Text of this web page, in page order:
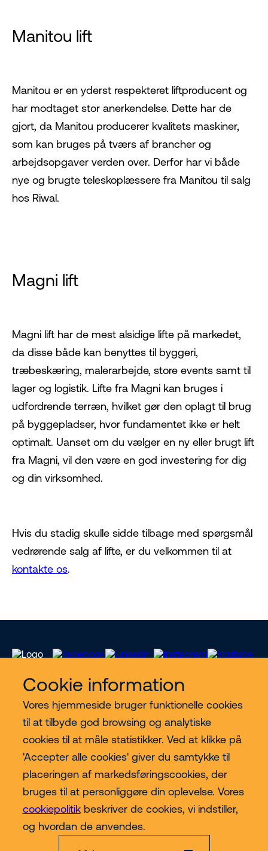
Cookie information
Vores hjemmeside bruger funktionelle cookies
til at tilbyde god browsing og analytiske
cookies til at måle statistikker. Ved at klikke på
'Accepter alle cookies' giver du samtykke til
placeringen af markedsføringscookies, der
bruges til at personliggøre din oplevelse. Vores
cookiepolitikbeskriver de cookies, vi indstiller,
og hvordan de anvendes.
Manitou lift
Manitou er en yderst respekteret liftproducent og
har modtaget stor anerkendelse. Dette har de
gjort, da Manitou producerer kvalitets maskiner,
som kan bruges på tværs af brancher og
arbejdsopgaver verden over. Derfor har vi både
nye og brugte teleskoplæssere fra Manitou til salg
hos Riwal.
Magni lift
Magni lift har de mest alsidige lifte på markedet,
da disse både kan benyttes til byggeri,
træbeskæring, malerarbejde, store events samt til
lager og logistik. Lifte fra Magni kan bruges i
udfordrende terræn, hvilket gør den oplagt til brug
på byggepladser, hvor fundamentet ikke er helt
optimalt. Uanset om du vælger en ny eller brugt lift
fra Magni, vil den være en god investering for dig
og din virksomhed.
Hvis du stadig skulle sidde tilbage med spørgsmål
vedrørende salg af lifte, er du velkommen til at
kontakte os.
Vores services
Lift kategorier
Contact
Mere